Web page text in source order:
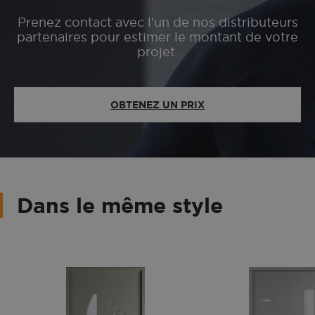
Prenez contact avec l'un de nos distributeurs
partenaires pour estimer le montant de votre
projet.
OBTENEZ UN PRIX
Dans le même style